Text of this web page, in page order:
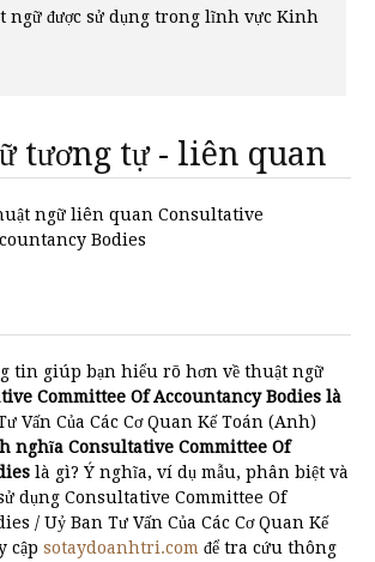
ngữ được sử dụng trong lĩnh vực Kinh
tương tự - liên quan
ngữ liên quan Consultative
Bodies
tin giúp bạn hiểu rõ hơn về thuật ngữ
Committee Of Accountancy Bodies là
Vấn Của Các Cơ Quan Kế Toán (Anh)
nghĩa Consultative Committee Of
là gì? Ý nghĩa, ví dụ mẫu, phân biệt và
dụng Consultative Committee Of
/ Uỷ Ban Tư Vấn Của Các Cơ Quan Kế
cập sotaydoanhtri.com để tra cứu thông